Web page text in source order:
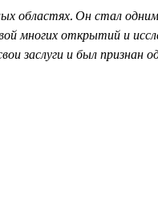
областях. Он стал одним
многих открытий и
заслуги и был признан